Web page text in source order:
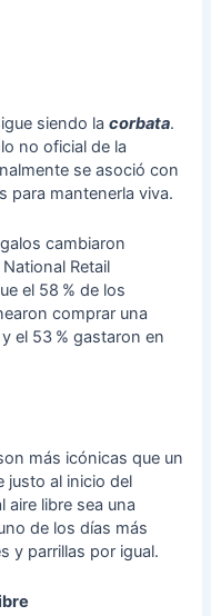
siendo lacorbata.
no oficial de la
se asoció con
para mantenerla viva.
cambiaron
Retail
el 58 % de los
comprar una
el 53 % gastaron en
más icónicas que un
justo al inicio del
aire libre sea una
de los días más
y parrillas por igual.